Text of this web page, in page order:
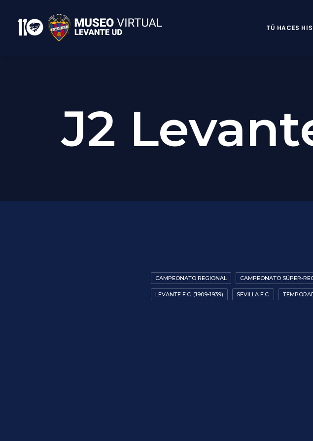
TÚ HACES
J2
CAMPEONATO REGIONAL CAMPEONATO SÚPER-
LEVANTE F.C. (1909-1939) SEVILLA F.C.